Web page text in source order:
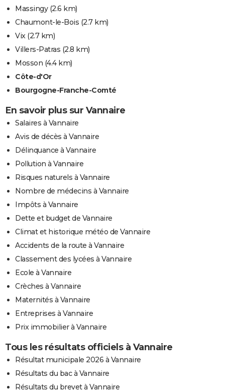
Massingy(2.6 km)
Chaumont-le-Bois (2.7 km)
Vix (2.7 km)
Villers-Patras (2.8 km)
Mosson (4.4 km)
Côte-d'Or
Bourgogne-Franche-Comté
En savoir plus sur Vannaire
Salaires à Vannaire
Avis de décès à Vannaire
Délinquance à Vannaire
Pollution à Vannaire
Risques naturels à Vannaire
Nombre de médecins à Vannaire
Impôts à Vannaire
Dette et budget de Vannaire
Climat et historique météo de Vannaire
Accidents de la route à Vannaire
Classement des lycées à Vannaire
Ecole à Vannaire
Crèches à Vannaire
Maternités à Vannaire
Entreprises à Vannaire
Prix immobilier à Vannaire
Tous les résultats officiels à Vannaire
Résultat municipale 2026 à Vannaire
Résultats du bac à Vannaire
Résultats du brevet à Vannaire